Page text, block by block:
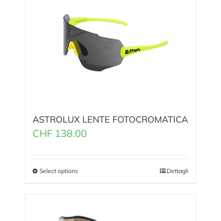
ASTROLUX LENTE FOTOCROMATICA
CHF 138.00
Select options Dettagli